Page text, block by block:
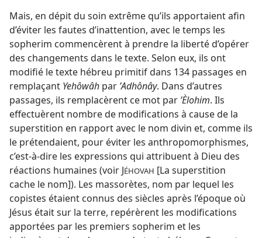
Mais, en dépit du soin extrême qu’ils apportaient afin
d’éviter les fautes d’inattention, avec le temps les
sopherim commencèrent à prendre la liberté d’opérer
des changements dans le texte. Selon eux, ils ont
modifié le texte hébreu primitif dans 134 passages en
remplaçant Yehôwâh par ʼAdhônây. Dans d’autres
passages, ils remplacèrent ce mot par ʼÈlohim. Ils
effectuèrent nombre de modifications à cause de la
superstition en rapport avec le nom divin et, comme ils
le prétendaient, pour éviter les anthropomorphismes,
c’est-à-dire les expressions qui attribuent à Dieu des
réactions humaines (voir JÉHOVAH [La superstition
cache le nom]). Les massorètes, nom par lequel les
copistes étaient connus des siècles après l’époque où
Jésus était sur la terre, repérèrent les modifications
apportées par les premiers sopherim et les